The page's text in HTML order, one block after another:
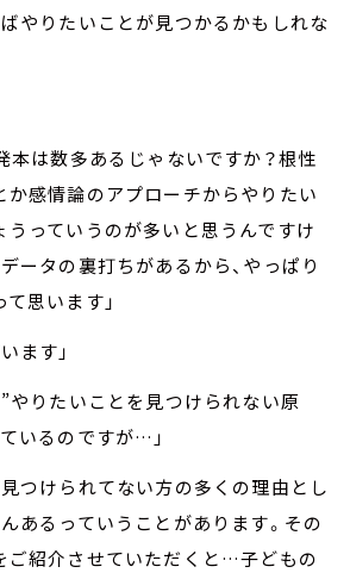
やりたいことが見つかるかもしれな
本は数多あるじゃないですか？根性
か感情論のアプローチからやりたい
うっていうのが多いと思うんですけ
ータの裏打ちがあるから、やっぱり
思います」
ます」
やりたいことを見つけられない原
いるのですが…」
つけられてない方の多くの理由とし
あるっていうことがあります。その
ご紹介させていただくと…子どもの